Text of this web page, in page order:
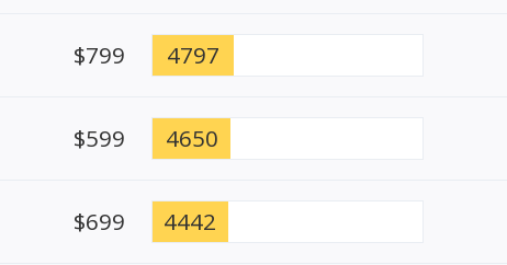
$799 4797
$599 4650
$699 4442